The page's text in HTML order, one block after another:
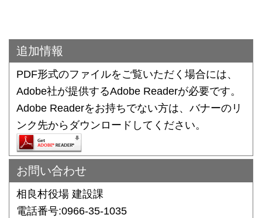
追加情報
PDF形式のファイルをご覧いただく場合には、
Adobe社が提供するAdobe Readerが必要です。
Adobe Readerをお持ちでない方は、バナーのリ
ンク先からダウンロードしてください。
お問い合わせ
相良村役場 建設課
電話番号:0966-35-1035